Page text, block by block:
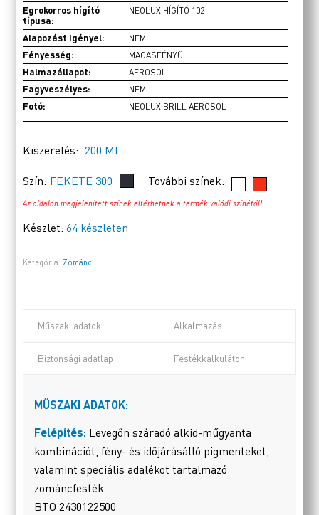
Egrokorros hígító
típusa:
NEOLUX HÍGÍTÓ 102
Alapozást igényel: NEM
Fényesség: MAGASFÉNYŰ
Halmazállapot: AEROSOL
Fagyveszélyes: NEM
Fotó: NEOLUX BRILL AEROSOL
Kiszerelés: 200 ML
Szín: FEKETE 300 További színek:
Az oldalon megjelenített színek eltérhetnek a termék valódi színétől!
Készlet:64 készleten
Kategória: Zománc
Műszaki adatok Alkalmazás
Biztonsági adatlap Festékkalkulátor
MŰSZAKI ADATOK:
Felépítés: Levegőn száradó alkid-műgyanta
kombinációt, fény- és időjárásálló pigmenteket,
valamint speciális adalékot tartalmazó
zománcfesték.
BTO 2430122500